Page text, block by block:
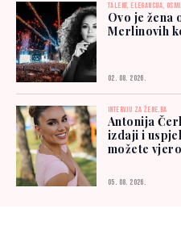
TALENT, ELEGANCIJA,
Ovo je žena
Merlinovih
02. 08. 2026.
INTERVJU ZA ŽENE.BA
Antonija
izdaji i
možete
05. 08. 2026.